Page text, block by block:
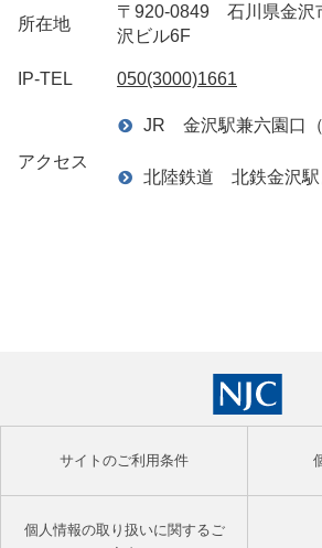
所在地
〒920-0849 石川県金沢
沢ビル6F
IP-TEL 050(3000)1661
アクセス
JR 金沢駅兼六園口
北陸鉄道 北鉄金沢駅
サイトのご利用条件
個人情報の取り扱いに関するご